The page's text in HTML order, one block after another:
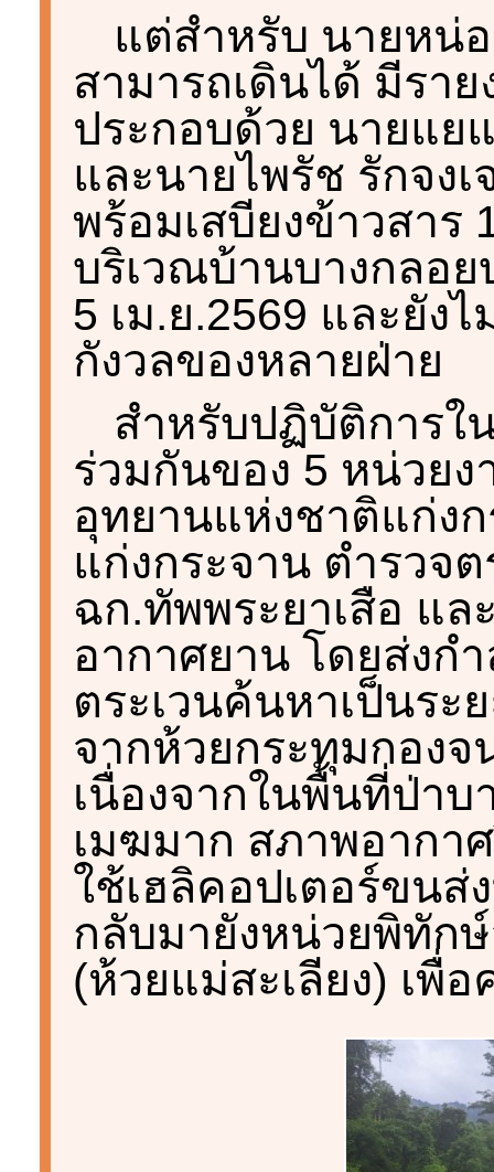
แต่สำหรับ นายหน่
สามารถเดินได้ มีรา
ประกอบด้วย นายแย
และนายไพรัช รักจง
พร้อมเสบียงข้าวสาร
บริเวณบ้านบางกลอ
5 เม.ย.2569 และยัง
กังวลของหลายฝ่าย
สำหรับปฏิบัติการใ
ร่วมกันของ 5 หน่วยง
อุทยานแห่งชาติแก่ง
แก่งกระจาน ตำรวจ
ฉก.ทัพพระยาเสือ แ
อากาศยาน โดยส่งก
ตระเวนค้นหาเป็นระ
จากห้วยกระทุมกอง
เนื่องจากในพื้นที่ป่า
เมฆมาก สภาพอากา
ใช้เฮลิคอปเตอร์ขนส่
กลับมายังหน่วยพิทัก
(ห้วยแม่สะเลียง) เพื่